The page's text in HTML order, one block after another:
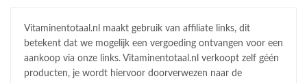
Vitaminentotaal.nl maakt gebruik van affiliate links, dit
betekent dat we mogelijk een vergoeding ontvangen voor een
aankoop via onze links. Vitaminentotaal.nl verkoopt zelf géén
producten, je wordt hiervoor doorverwezen naar de